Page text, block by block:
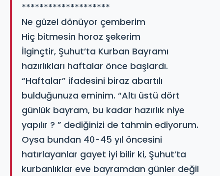
********************
Ne güzel dönüyor çemberim
Hiç bitmesin horoz şekerim
İlginçtir, Şuhut’ta Kurban Bayramı
hazırlıkları haftalar önce başlardı.
“Haftalar” ifadesini biraz abartılı
bulduğunuza eminim. “Altı üstü dört
günlük bayram, bu kadar hazırlık niye
yapılır ? ” dediğinizi de tahmin ediyorum.
Oysa bundan 40-45 yıl öncesini
hatırlayanlar gayet iyi bilir ki, Şuhut’ta
kurbanlıklar eve bayramdan günler değil